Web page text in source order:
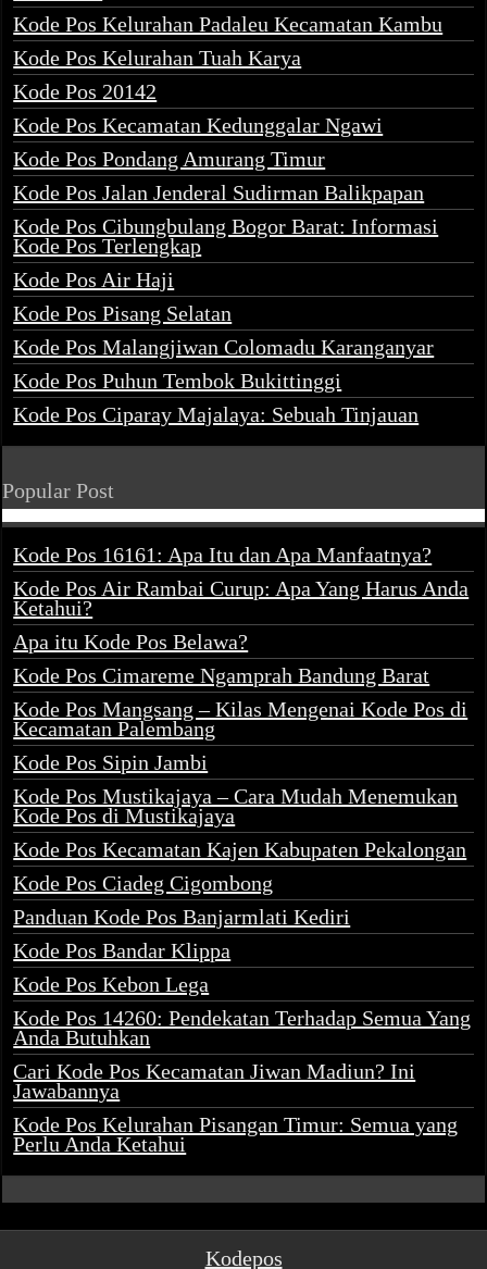
Kode Pos Kelurahan Padaleu Kecamatan Kambu
Kode Pos Kelurahan Tuah Karya
Kode Pos 20142
Kode Pos Kecamatan Kedunggalar Ngawi
Kode Pos Pondang Amurang Timur
Kode Pos Jalan Jenderal Sudirman Balikpapan
Kode Pos Cibungbulang Bogor Barat: Informasi
Kode Pos Terlengkap
Kode Pos Air Haji
Kode Pos Pisang Selatan
Kode Pos Malangjiwan Colomadu Karanganyar
Kode Pos Puhun Tembok Bukittinggi
Kode Pos Ciparay Majalaya: Sebuah Tinjauan
Popular Post
Kode Pos 16161: Apa Itu dan Apa Manfaatnya?
Kode Pos Air Rambai Curup: Apa Yang Harus Anda
Ketahui?
Apa itu Kode Pos Belawa?
Kode Pos Cimareme Ngamprah Bandung Barat
Kode Pos Mangsang – Kilas Mengenai Kode Pos di
Kecamatan Palembang
Kode Pos Sipin Jambi
Kode Pos Mustikajaya – Cara Mudah Menemukan
Kode Pos di Mustikajaya
Kode Pos Kecamatan Kajen Kabupaten Pekalongan
Kode Pos Ciadeg Cigombong
Panduan Kode Pos Banjarmlati Kediri
Kode Pos Bandar Klippa
Kode Pos Kebon Lega
Kode Pos 14260: Pendekatan Terhadap Semua Yang
Anda Butuhkan
Cari Kode Pos Kecamatan Jiwan Madiun? Ini
Jawabannya
Kode Pos Kelurahan Pisangan Timur: Semua yang
Perlu Anda Ketahui
Kodepos